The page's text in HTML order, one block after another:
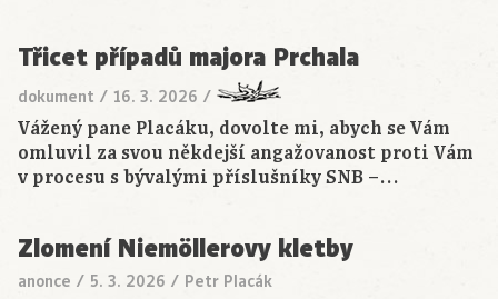
Třicet případů majora Prchala
dokument / 16. 3. 2026 /
Vážený pane Placáku, dovolte mi, abych se Vám
omluvil za svou někdejší angažovanost proti Vám
v procesu s bývalými příslušníky SNB –…
Zlomení Niemöllerovy kletby
anonce / 5. 3. 2026 / Petr Placák